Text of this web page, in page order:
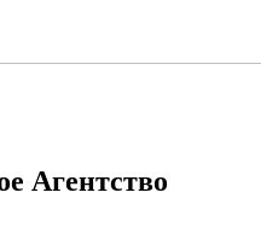
Агентство